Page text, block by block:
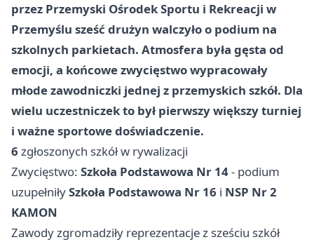
przez Przemyski Ośrodek Sportu i Rekreacji w
Przemyślu sześć drużyn walczyło o podium na
szkolnych parkietach. Atmosfera była gęsta od
emocji, a końcowe zwycięstwo wypracowały
młode zawodniczki jednej z przemyskich szkół. Dla
wielu uczestniczek to był pierwszy większy turniej
i ważne sportowe doświadczenie.
6 zgłoszonych szkół w rywalizacji
Zwycięstwo: Szkoła Podstawowa Nr 14- podium
uzupełniłySzkoła Podstawowa Nr 16 i NSP Nr 2
KAMON
Zawody zgromadziły reprezentacje z sześciu szkół